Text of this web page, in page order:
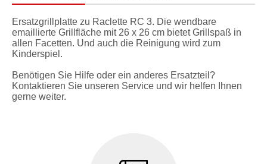
Ersatzgrillplatte zu Raclette RC 3. Die wendbare
emaillierte Grillfläche mit 26 x 26 cm bietet Grillspaß in
allen Facetten. Und auch die Reinigung wird zum
Kinderspiel.
Benötigen Sie Hilfe oder ein anderes Ersatzteil?
Kontaktieren Sie unseren Service und wir helfen Ihnen
gerne weiter.